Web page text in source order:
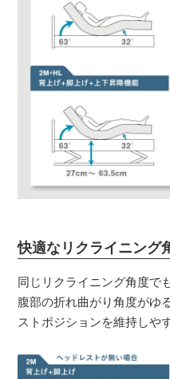
快適なリクライニング
同じリクライニング角度で
腹部の折れ曲がり角度がゆ
ストポジションを維持しや